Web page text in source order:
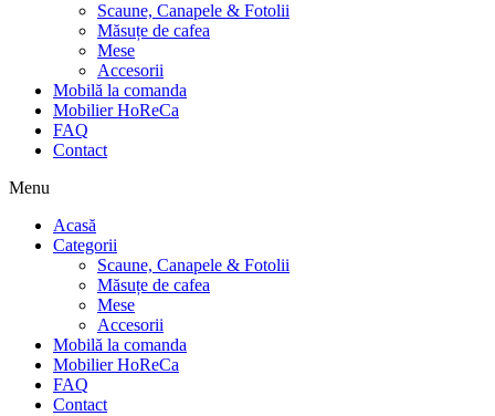
Scaune, Canapele & Fotolii
Măsuțe de cafea
Mese
Accesorii
Mobilă la comanda
Mobilier HoReCa
FAQ
Contact
Menu
Acasă
Categorii
Scaune, Canapele & Fotolii
Măsuțe de cafea
Mese
Accesorii
Mobilă la comanda
Mobilier HoReCa
FAQ
Contact